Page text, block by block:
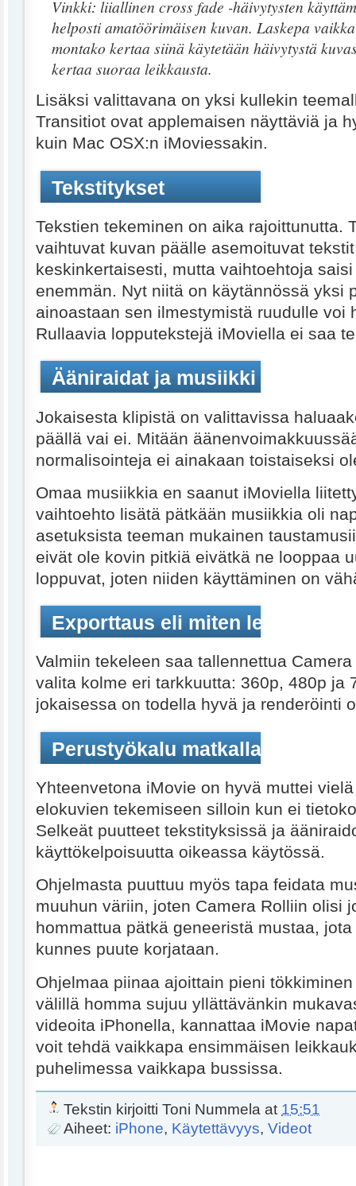
Vinkki: liiallinen cross fade -häivytysten
helposti amatöörimäisen kuvan. Laskepa
montako kertaa siinä käytetään häivytystä
kertaa suoraa leikkausta.
Lisäksi valittavana on yksi kullekin
Transitiot ovat applemaisen näyttäviä ja
kuin Mac OSX:n iMoviessakin.
Tekstitykset
Tekstien tekeminen on aika rajoittunutta.
vaihtuvat kuvan päälle asemoituvat
keskinkertaisesti, mutta vaihtoehtoja
enemmän. Nyt niitä on käytännössä yksi
ainoastaan sen ilmestymistä ruudulle voi
Rullaavia lopputekstejä iMoviella ei saa
Ääniraidat ja musiikki
Jokaisesta klipistä on valittavissa
päällä vai ei. Mitään
normalisointeja ei ainakaan toistaiseksi
Omaa musiikkia en saanut iMoviella
vaihtoehto lisätä pätkään musiikkia oli
asetuksista teeman mukainen
eivät ole kovin pitkiä eivätkä ne looppaa
loppuvat, joten niiden käyttäminen on
Exporttaus eli miten leffa ulos
Valmiin tekeleen saa tallennettua
valita kolme eri tarkkuutta: 360p, 480p ja
jokaisessa on todella hyvä ja renderöinti
Perustyökalu matkalla mukana
Yhteenvetona iMovie on hyvä muttei
elokuvien tekemiseen silloin kun ei
Selkeät puutteet tekstityksissä ja
käyttökelpoisuutta oikeassa käytössä.
Ohjelmasta puuttuu myös tapa feidata
muuhun väriin, joten Camera Rolliin olisi
hommattua pätkä geneeristä mustaa,
kunnes puute korjataan.
Ohjelmaa piinaa ajoittain pieni
välillä homma sujuu yllättävänkin
videoita iPhonella, kannattaa iMovie
voit tehdä vaikkapa ensimmäisen
puhelimessa vaikkapa bussissa.
Tekstin kirjoitti Toni Nummela at 15:51
Aiheet: iPhone, Käytettävyys, Videot